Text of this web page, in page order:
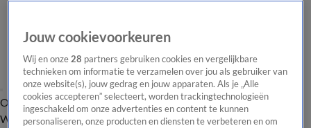
Overzicht Onze programma's Uitzendingen Onze gezichten
In de
WandelgangenInterviewsUitzending
Jouw cookievoorkeuren
Wij en onze28 partners gebruiken cookies en vergelijkbare
technieken om informatie te verzamelen over jou als gebruiker van
onze website(s), jouw gedrag en jouw apparaten. Als je „Alle
cookies accepteren” selecteert, worden trackingtechnologieën
ingeschakeld om onze advertenties en content te kunnen
personaliseren, onze producten en diensten te verbeteren en om